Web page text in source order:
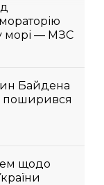
морі — МЗС
Байдена
поширився
щодо